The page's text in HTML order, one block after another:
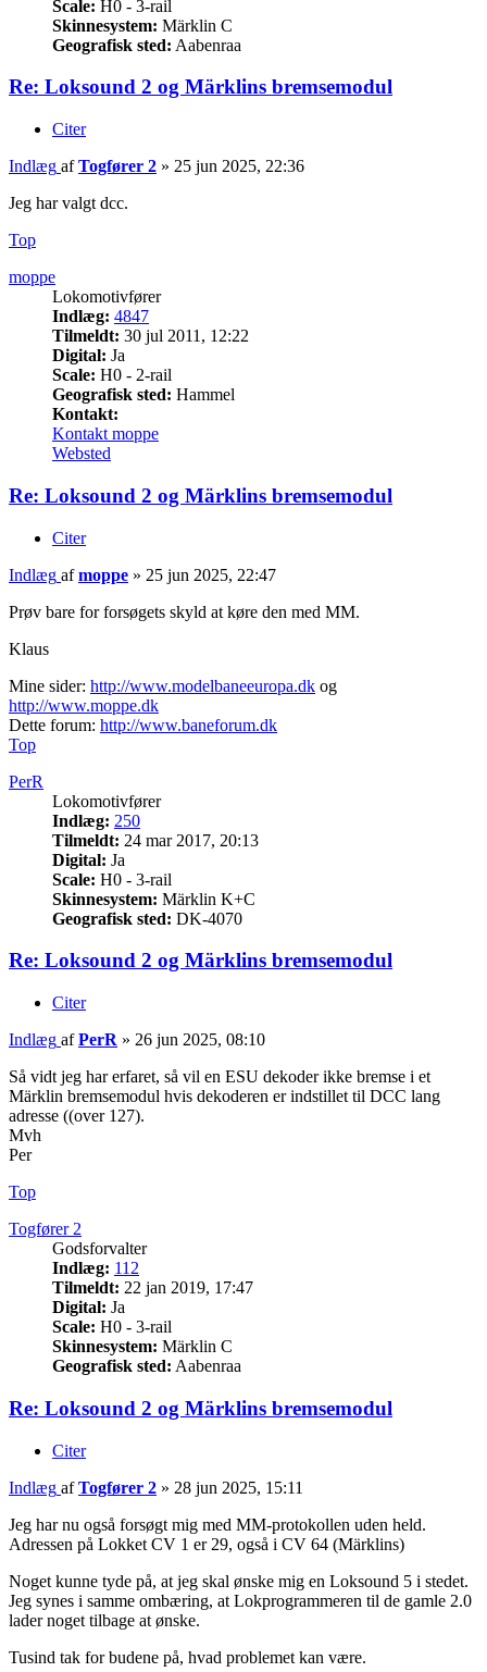
Scale: H0 - 3-rail
Skinnesystem: Märklin C
Geografisk sted: Aabenraa
Re: Loksound 2 og Märklins bremsemodul
Citer
Indlæg afTogfører 2 » 25 jun 2025, 22:36
Jeg har valgt dcc.
Top
moppe
Lokomotivfører
Indlæg: 4847
Tilmeldt: 30 jul 2011, 12:22
Digital: Ja
Scale: H0 - 2-rail
Geografisk sted: Hammel
Kontakt:
Kontakt moppe
Websted
Re: Loksound 2 og Märklins bremsemodul
Citer
Indlæg afmoppe » 25 jun 2025, 22:47
Prøv bare for forsøgets skyld at køre den med MM.
Klaus
Mine sider: http://www.modelbaneeuropa.dk og
http://www.moppe.dk
Dette forum: http://www.baneforum.dk
Top
PerR
Lokomotivfører
Indlæg: 250
Tilmeldt: 24 mar 2017, 20:13
Digital: Ja
Scale: H0 - 3-rail
Skinnesystem: Märklin K+C
Geografisk sted: DK-4070
Re: Loksound 2 og Märklins bremsemodul
Citer
Indlæg afPerR » 26 jun 2025, 08:10
Så vidt jeg har erfaret, så vil en ESU dekoder ikke bremse i et
Märklin bremsemodul hvis dekoderen er indstillet til DCC lang
adresse ((over 127).
Mvh
Per
Top
Togfører 2
Godsforvalter
Indlæg: 112
Tilmeldt: 22 jan 2019, 17:47
Digital: Ja
Scale: H0 - 3-rail
Skinnesystem: Märklin C
Geografisk sted: Aabenraa
Re: Loksound 2 og Märklins bremsemodul
Citer
Indlæg afTogfører 2 » 28 jun 2025, 15:11
Jeg har nu også forsøgt mig med MM-protokollen uden held.
Adressen på Lokket CV 1 er 29, også i CV 64 (Märklins)
Noget kunne tyde på, at jeg skal ønske mig en Loksound 5 i stedet.
Jeg synes i samme ombæring, at Lokprogrammeren til de gamle 2.0
lader noget tilbage at ønske.
Tusind tak for budene på, hvad problemet kan være.